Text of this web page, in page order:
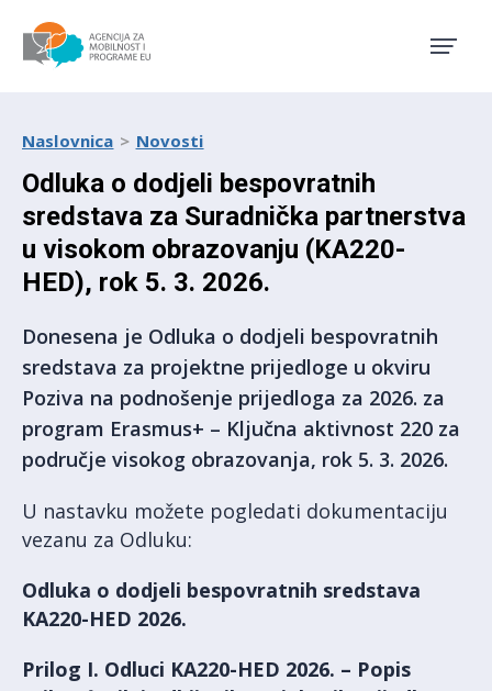
Naslovnica Novosti
Odluka o dodjeli bespovratnih
sredstava za Suradnička partnerstva
u visokom obrazovanju (KA220-
HED), rok 5. 3. 2026.
Donesena je Odluka o dodjeli bespovratnih
sredstava za projektne prijedloge u okviru
Poziva na podnošenje prijedloga za 2026. za
program Erasmus+ – Ključna aktivnost 220 za
područje visokog obrazovanja, rok 5. 3. 2026.
U nastavku možete pogledati dokumentaciju
vezanu za Odluku:
Odluka o dodjeli bespovratnih sredstava
KA220-HED 2026.
Prilog I. Odluci KA220-HED 2026. – Popis